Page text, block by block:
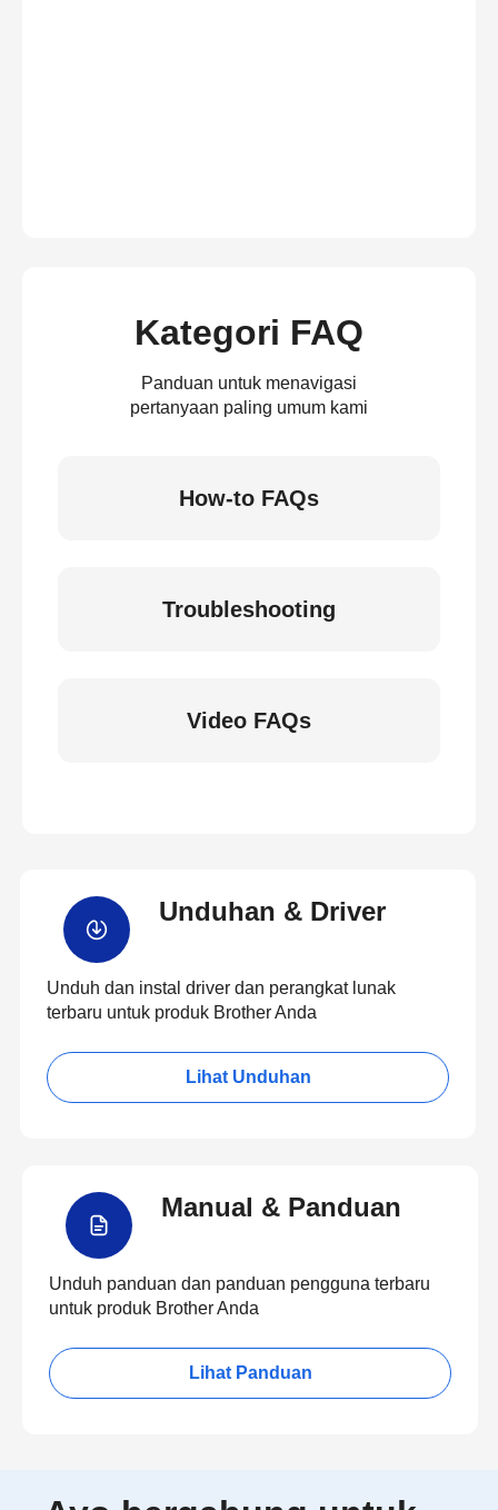
Kategori FAQ
Panduan untuk menavigasi
pertanyaan paling umum kami
How-to FAQs
Troubleshooting
Video FAQs
Unduhan & Driver
Unduh dan instal driver dan perangkat lunak
terbaru untuk produk Brother Anda
Lihat Unduhan
Manual & Panduan
Unduh panduan dan panduan pengguna terbaru
untuk produk Brother Anda
Lihat Panduan